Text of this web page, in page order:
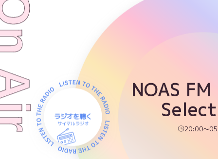
NOAS FM
20:00～
ラジオを聴く
サイマルラジオ